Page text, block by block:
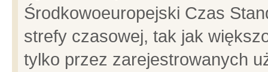
Środkowoeuropejski Czas
strefy czasowej, tak jak
tylko przez zarejestrowanych